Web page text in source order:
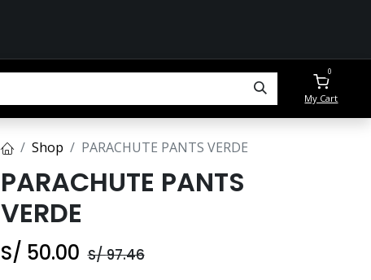
0
My Cart
Shop PARACHUTE PANTS VERDE
PARACHUTE PANTS
VERDE
S/ 50.00 S/97.46